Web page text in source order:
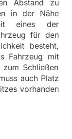
Abstand zu
in der Nähe
eines der
für den
besteht,
Fahrzeug mit
zum Schließen
auch Platz
vorhanden